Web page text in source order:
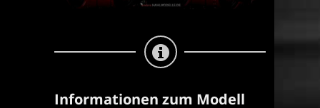
Informationen zum Modell